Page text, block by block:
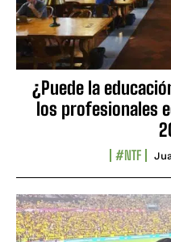
¿Puede la
los profesionales
#NTF